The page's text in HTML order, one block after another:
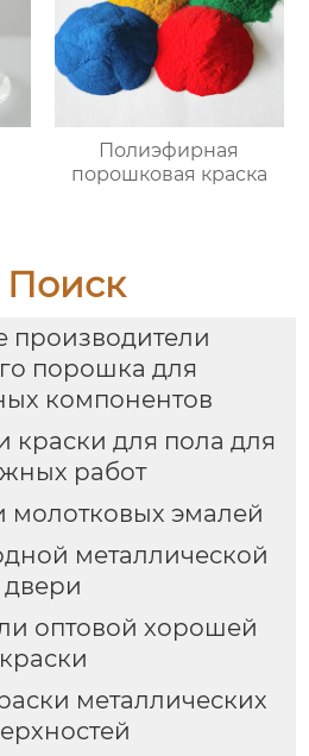
Полиэфирная
порошковая краска
Поиск
производители
порошка для
компонентов
краски для пола для
работ
молотковых эмалей
металлической
двери
оптовой хорошей
краски
металлических